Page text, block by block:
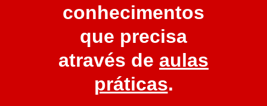
conhecimentos
que precisa
através de aulas
práticas.